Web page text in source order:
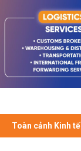
Toàn cảnh Kinh tế